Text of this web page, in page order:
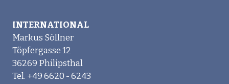
INTERNATIONAL
Markus Söllner
Töpfergasse 12
36269 Philipsthal
Tel. +49 6620 - 6243